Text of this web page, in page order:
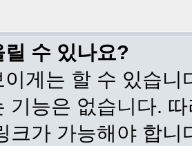
수 있나요?
이게는 할 수 있습
기능은 없습니다.
크가 가능해야 합